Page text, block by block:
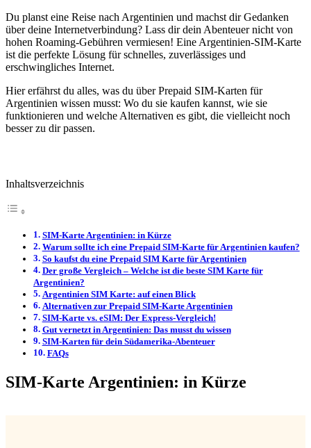
Du planst eine Reise nach Argentinien und machst dir Gedanken
über deine Internetverbindung? Lass dir dein Abenteuer nicht von
hohen Roaming-Gebühren vermiesen! Eine Argentinien-SIM-Karte
ist die perfekte Lösung für schnelles, zuverlässiges und
erschwingliches Internet.
Hier erfährst du alles, was du über Prepaid SIM-Karten für
Argentinien wissen musst: Wo du sie kaufen kannst, wie sie
funktionieren und welche Alternativen es gibt, die vielleicht noch
besser zu dir passen.
Inhaltsverzeichnis
SIM-Karte Argentinien: in Kürze
Warum sollte ich eine Prepaid SIM-Karte für Argentinien kaufen?
So kaufst du eine Prepaid SIM Karte für Argentinien
Der große Vergleich – Welche ist die beste SIM Karte für
Argentinien?
Argentinien SIM Karte: auf einen Blick
Alternativen zur Prepaid SIM-Karte Argentinien
SIM-Karte vs. eSIM: Der Express-Vergleich!
Gut vernetzt in Argentinien: Das musst du wissen
SIM-Karten für dein Südamerika-Abenteuer
FAQs
SIM-Karte Argentinien: in Kürze